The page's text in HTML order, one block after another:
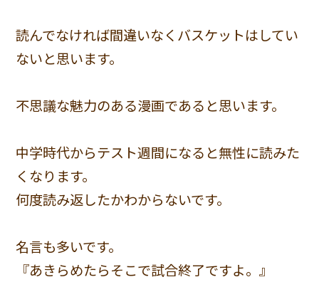
読んでなければ間違いなくバスケットはしてい
ないと思います。
不思議な魅力のある漫画であると思います。
中学時代からテスト週間になると無性に読みた
くなります。
何度読み返したかわからないです。
名言も多いです。
『あきらめたらそこで試合終了ですよ。』